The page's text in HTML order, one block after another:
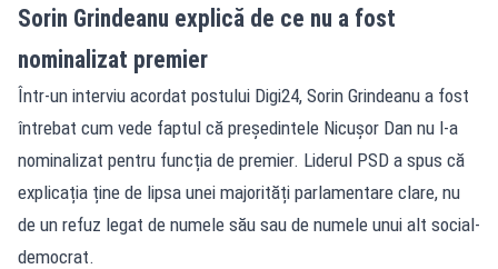
Sorin Grindeanu explică de ce nu a fost
nominalizat premier
Într-un interviu acordat postului Digi24, Sorin Grindeanu a fost
întrebat cum vede faptul că președintele Nicușor Dan nu l-a
nominalizat pentru funcția de premier. Liderul PSD a spus că
explicația ține de lipsa unei majorități parlamentare clare, nu
de un refuz legat de numele său sau de numele unui alt social-
democrat.